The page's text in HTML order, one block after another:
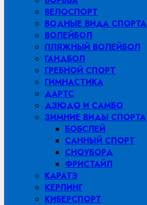
ВЕЛОСПОРТ
ВОДНЫЕ ВИДА СПОРТА
ВОЛЕЙБОЛ
ПЛЯЖНЫЙ ВОЛЕЙБОЛ
ГАНДБОЛ
ГРЕБНОЙ СПОРТ
ГИМНАСТИКА
ДАРТС
ДЗЮДО И САМБО
ЗИМНИЕ ВИДЫ СПОРТА
БОБСЛЕЙ
САННЫЙ СПОРТ
СНОУБОРД
ФРИСТАЙЛ
КАРАТЭ
КЕРЛИНГ
КИБЕРСПОРТ